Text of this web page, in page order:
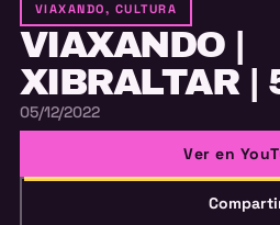
VIAXANDO, CULTURA
VIAXANDO |
XIBRALTAR |
05/12/2022
Ver en